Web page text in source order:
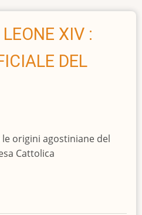
XIV :
DEL
origini agostiniane del
Cattolica